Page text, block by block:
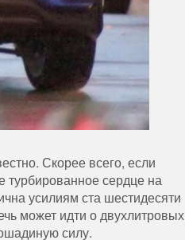
Скорее всего, если
турбированное сердце на
усилиям ста шестидесяти
может идти о двухлитровых
силу.